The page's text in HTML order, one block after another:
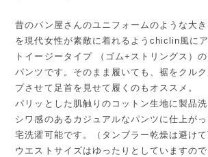
昔のパン屋さんのユニフォームのような大
を現代女性が素敵に着れるようchiclin風に
トイージータイプ （ゴム+ストリングス）
パンツです。そのまま履いても、裾をクル
プさせて足首を見せて履くのもオススメ。
パリッとした肌触りのコットン生地に製品洗
シワ感のあるカジュアルなパンツに仕上が
宅洗濯可能です。（タンブラー乾燥は避けて
ウエストサイズはゆったりとしていますの